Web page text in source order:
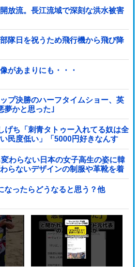
放流。長江流域で深刻な洪水被害
隊日を祝うため飛行機から飛び降
があまりにも・・・
プ決勝のハーフタイムショー、英
夢かと思った｣
げち「刺青タトゥー入れてる奴は全
民度低い」「5000円好きなんす
わらない日本の女子高生の姿に韓
らないデザインの制服や革靴を着
なったらどうなると思う？他